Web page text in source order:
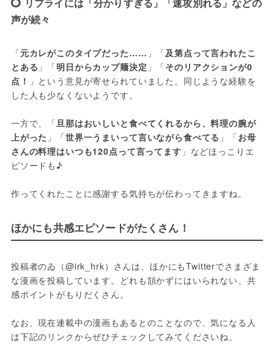
リプライには「分かりすぎる」「速攻別れる」などの
声が続々
「元カレがこのタイプだった…… 」「及第点って言われたこ
とある 」「明日からカップ麺決定 」「そのリアクションが0
点！ 」という意見が寄せられていました。同じような経験を
した人も少なくないようです。
一方で、「旦那はおいしいと食べてくれるから、料理の腕が
上がった 」「世界一うまいって言いながら食べてる 」「お母
さんの料理はいつも120点って言ってます 」などほっこりエ
ピソードも♪
作ってくれたことに感謝する気持ちが伝わってきますね。
ほかにも共感エピソードがたくさん！
投稿者のゐ（@irk_hrk）さんは、ほかにもTwitterでさまざま
な漫画を投稿しています。どれも頷かずにはいられない、共
感ポイントがもりだくさん。
なお、現在連載中の漫画もあるとのことなので、気になる人
は下記のリンクからぜひチェックしてみてくださいね。